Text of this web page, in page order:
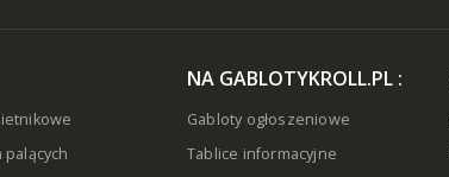
palących
NA GABLOTYKROLL.PL :
Gabloty ogłoszeniowe
Tablice informacyjne